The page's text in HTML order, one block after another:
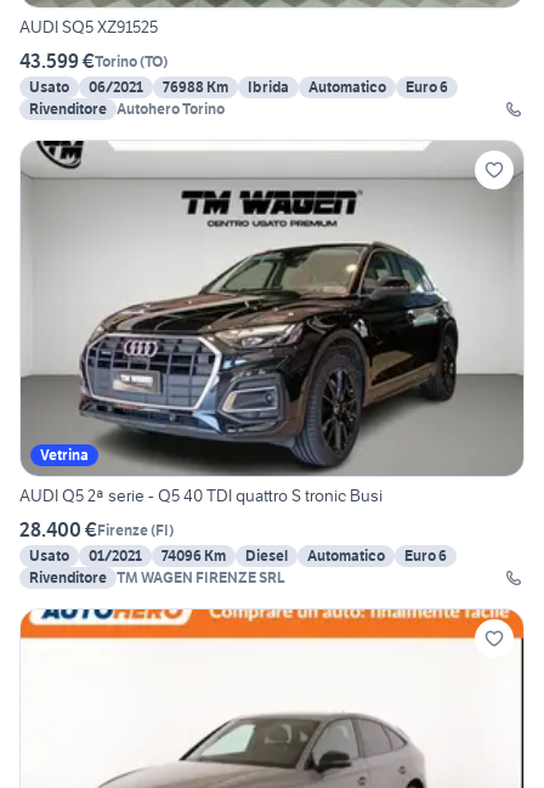
AUDI SQ5 XZ91525
43.599 €Torino(TO)
Usato
06/2021 76988 Km Ibrida Automatico
Euro 6
Rivenditore Autohero Torino
Vetrina
AUDI Q5 2ª serie - Q5 40 TDI quattro S tronic Busi
28.400 €Firenze(FI)
Usato
01/2021 74096 Km Diesel Automatico
Euro 6
Rivenditore TM WAGEN FIRENZE SRL